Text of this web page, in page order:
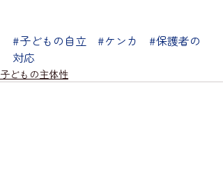
#子どもの自立 #ケンカ
#保護者の
対応
子どもの主体性